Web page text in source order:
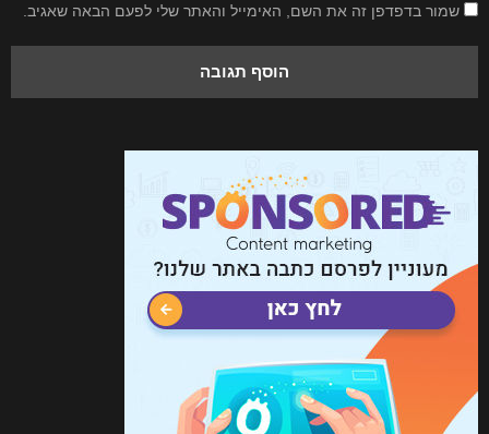
שמור בדפדפן זה את השם, האימייל והאתר שלי לפעם הבאה שאגיב.